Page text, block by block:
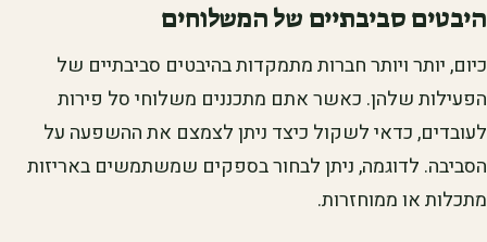
היבטים סביבתיים של המשלוחים
כיום, יותר ויותר חברות מתמקדות בהיבטים סביבתיים של
הפעילות שלהן. כאשר אתם מתכננים משלוחי סל פירות
לעובדים, כדאי לשקול כיצד ניתן לצמצם את ההשפעה על
הסביבה. לדוגמה, ניתן לבחור בספקים שמשתמשים באריזות
מתכלות או ממוחזרות.